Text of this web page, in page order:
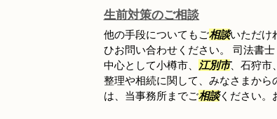
生前対策のご相談
他の手段についてもご相談いただけ
ひお問い合わせください。 司法書
中心として小樽市、
江別市、石狩市
整理や相続に関して、みなさまから
は、当事務所までご相談ください。